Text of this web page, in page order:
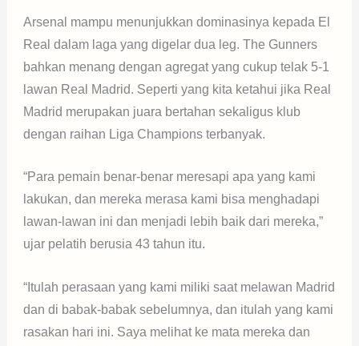
Arsenal mampu menunjukkan dominasinya kepada El
Real dalam laga yang digelar dua leg. The Gunners
bahkan menang dengan agregat yang cukup telak 5-1
lawan Real Madrid. Seperti yang kita ketahui jika Real
Madrid merupakan juara bertahan sekaligus klub
dengan raihan Liga Champions terbanyak.
“Para pemain benar-benar meresapi apa yang kami
lakukan, dan mereka merasa kami bisa menghadapi
lawan-lawan ini dan menjadi lebih baik dari mereka,”
ujar pelatih berusia 43 tahun itu.
“Itulah perasaan yang kami miliki saat melawan Madrid
dan di babak-babak sebelumnya, dan itulah yang kami
rasakan hari ini. Saya melihat ke mata mereka dan